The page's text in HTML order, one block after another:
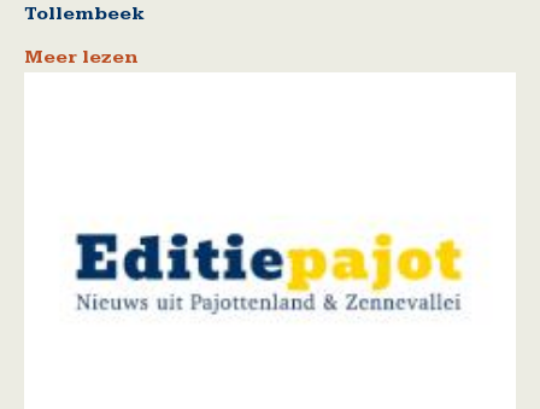
Tollembeek
Meer lezen